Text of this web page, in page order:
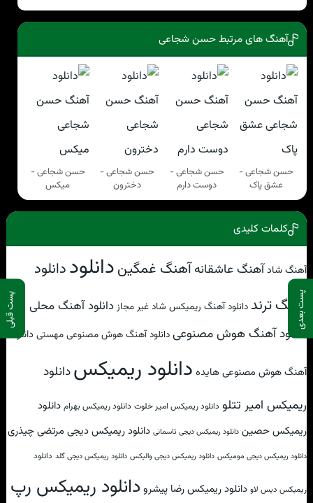
پست بعدی پست قبلی
آهنگ های مرتبط حسن شجاعی
حسن شجاعی -
عشق پاک
حسن شجاعی -
دوست دارم
حسن شجاعی -
دخترون
حسن شجاعی -
میکس
کلمات کلیدی
آهنگ شادآهنگ عاشقانهآهنگ غمگیندانلوددانلود
آهنگ ترند دانلود آهنگ ریمیکس شاد غیر مجازدانلود آهنگ محلی
دانلود آهنگ هوش مصنوعیدانلود آهنگ هوش مصنوعی مهستیدانلود
آهنگ هوش مصنوعی هایده دانلود ریمیکسدانلود
ریمیکس امیر تتلو دانلود ریمیکس امیر خلوت دانلود ریمیکس بهرام دانلود
ریمیکس حصین دانلود ریمیکس دیجی تاسمانی دانلود ریمیکس دیجی مرتضی چیذری
دانلود ریمیکس دیجی مومیکس دانلود ریمیکس دیجی والیکس دانلود ریمیکس دیجی گلد دانلود
ریمیکس دیس لاو دانلود ریمیکس رضا پیشرو دانلود ریمیکس رپ